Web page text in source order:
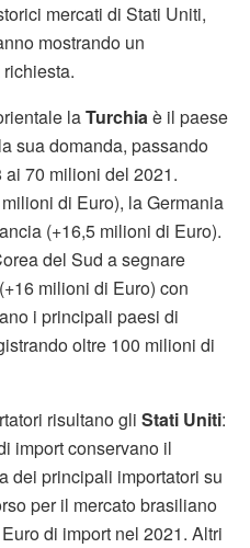
mercati di Stati Uniti,
mostrando un
laTurchiaè il paese
sua domanda, passando
70 milioni del 2021.
di Euro), la Germania
(+16,5 milioni di Euro).
del Sud a segnare
milioni di Euro) con
i principali paesi di
oltre 100 milioni di
risultano gli Stati Uniti:
import conservano il
dei principali importatori su
per il mercato brasiliano
di import nel 2021. Altri